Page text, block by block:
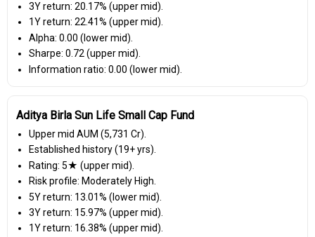
3Y return: 20.17% (upper mid).
1Y return: 22.41% (upper mid).
Alpha: 0.00 (lower mid).
Sharpe: 0.72 (upper mid).
Information ratio: 0.00 (lower mid).
Aditya Birla Sun Life Small Cap Fund
Upper mid AUM (₹5,731 Cr).
Established history (19+ yrs).
Rating: 5★ (upper mid).
Risk profile: Moderately High.
5Y return: 13.01% (lower mid).
3Y return: 15.97% (upper mid).
1Y return: 16.38% (upper mid).